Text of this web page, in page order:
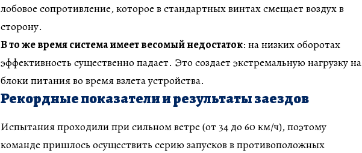
лобовое сопротивление, которое в стандартных винтах смещает воздух в
сторону.
В то же время система имеет весомый недостаток: на низких оборотах
эффективность существенно падает. Это создает экстремальную нагрузку на
блоки питания во время взлета устройства.
Рекордные показатели и результаты заездов
Испытания проходили при сильном ветре (от 34 до 60 км/ч), поэтому
команде пришлось осуществить серию запусков в противоположных